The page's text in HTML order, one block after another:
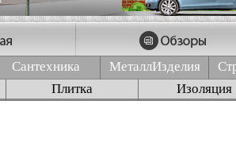
Сантехника МеталлИзделия
Плитка Изоляция